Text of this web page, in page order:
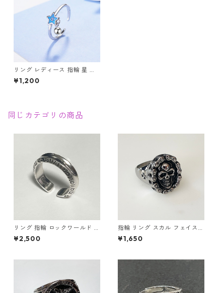
リング レディース 指輪 星 青
い星 スター ビーズ シルバー C
リング オープンリング かわい
¥1,200
同じカテゴリの商品
リング 指輪 ロックワールド パ
ンク ロック レタリング 鏡面
ユニセックス
¥2,500
指輪 リング スカル フェイスチ
ェーン ドクロ 髑髏 パンク ロ
ック クロス メンズアクセサリ
¥1,650